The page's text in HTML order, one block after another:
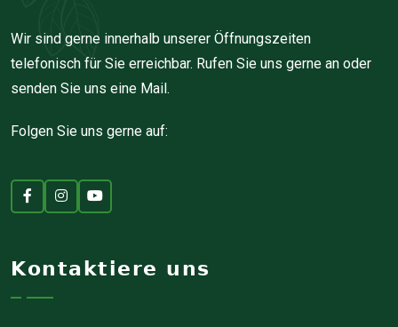
Wir sind gerne innerhalb unserer Öffnungszeiten
telefonisch für Sie erreichbar. Rufen Sie uns gerne an oder
senden Sie uns eine Mail.
Folgen Sie uns gerne auf:
Kontaktiere uns